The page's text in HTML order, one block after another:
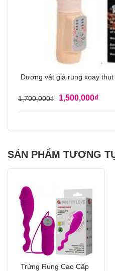
Dương vật giả rung xoay
1,700,000₫ 1,500,000₫
SẢN PHẨM TƯƠNG
Trứng Rung Cao Cấp